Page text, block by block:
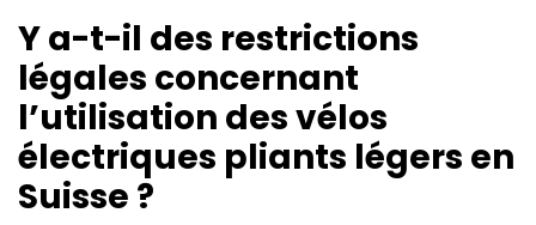
Y a-t-il des restrictions
légales concernant
l’utilisation des vélos
électriques pliants légers en
Suisse ?